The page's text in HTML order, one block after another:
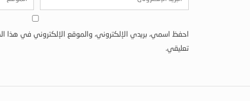
احفظ اسمي، بريدي الإلكتروني، والموقع الإلكتروني في هذا
تعليقي.